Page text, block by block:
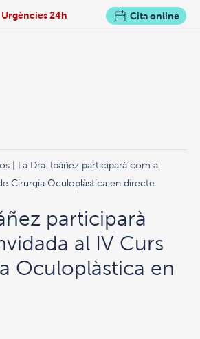
Urgències 24h Cita online
| La Dra. Ibáñez participarà com a
Cirurgia Oculoplàstica en directe
participarà
al IV Curs
Oculoplàstica en